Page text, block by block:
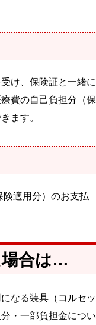
け、保険証と一緒に
費の自己負担分（保
ます。
適用分）のお支払
場合は…
なる装具（コルセッ
・一部負担金につい